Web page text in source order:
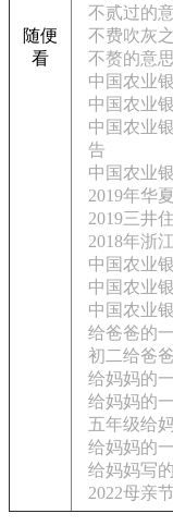
随便
看
不贰过的
不费吹灰
不赘的意思
中国农业
中国农业
中国农业
告
中国农业
2019年华
2019三井
2018年浙
中国农业
中国农业
中国农业
给爸爸的
初二给爸
给妈妈的
给妈妈的
五年级给
给妈妈的
给妈妈写
2022母亲